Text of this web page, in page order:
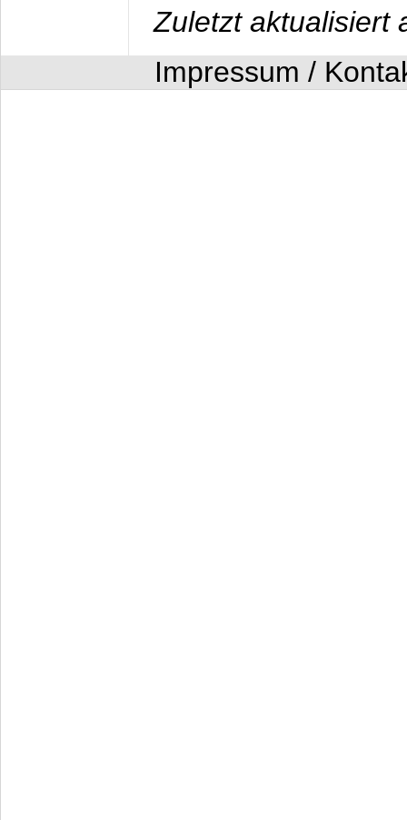
Zuletzt aktualisiert
Impressum /